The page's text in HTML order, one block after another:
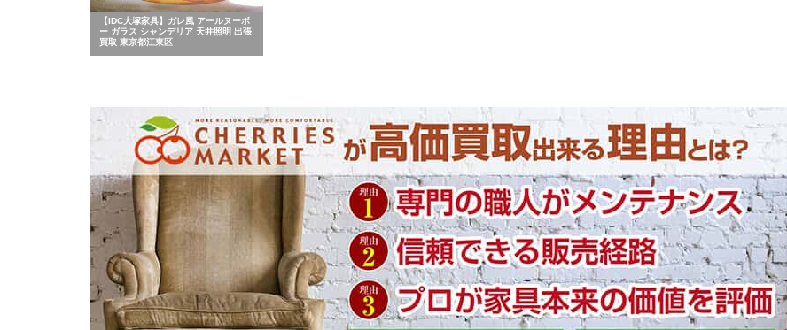
【IDC大塚家具】ガレ風 アールヌーボ
ー ガラス シャンデリア 天井照明 出張
買取 東京都江東区